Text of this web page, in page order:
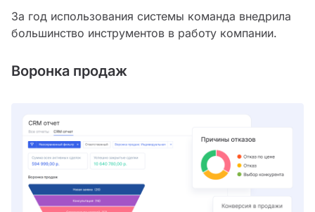
За год использования системы команда внедрила
большинство инструментов в работу компании.
Воронка продаж